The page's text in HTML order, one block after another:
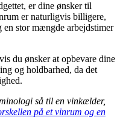
er dine ønsker til
er naturligvis billigere,
en stor mængde arbejdstimer
du ønsker at opbevare dine
og holdbarhed, da det
så til en vinkælder,
på et vinrum og en